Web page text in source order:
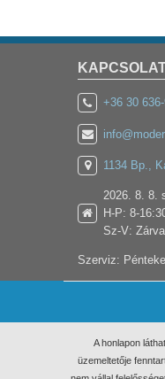
+36 30
1134 Bp.,
2026. 8. 8.
H-P: 8-
Sz-V: Zárva
Szerviz:
A honlapon
üzemeltetője